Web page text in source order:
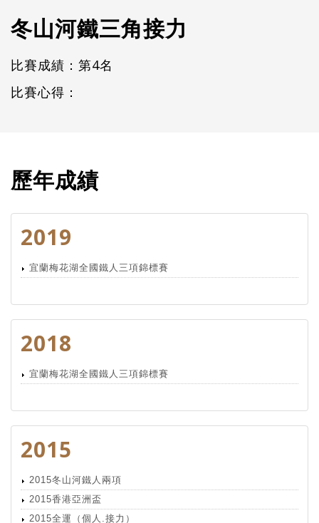
冬山河鐵三角接力
比賽成績：第4名
比賽心得：
歷年成績
2019
宜蘭梅花湖全國鐵人三項錦標賽
2018
宜蘭梅花湖全國鐵人三項錦標賽
2015
2015冬山河鐵人兩項
2015香港亞洲盃
2015全運（個人.接力）